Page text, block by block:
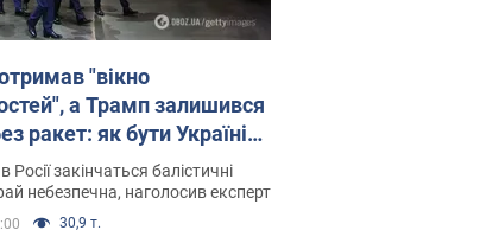
"вікно
а Трамп залишився
ракет: як бути Україні?
з Мельником
закінчаться балістичні
небезпечна, наголосив експерт
30,9 т.